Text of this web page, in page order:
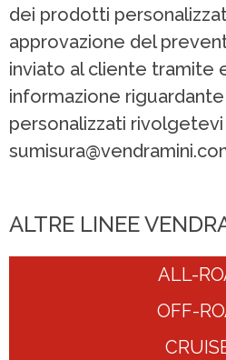
dei prodotti
approvazione del
inviato al cliente tramite
informazione
personalizzati rivolgetevi
ALTRE LINEE
ALL-
OFF-